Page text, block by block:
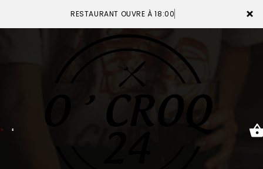
×
RESTAURANT OUVRE À 18:00